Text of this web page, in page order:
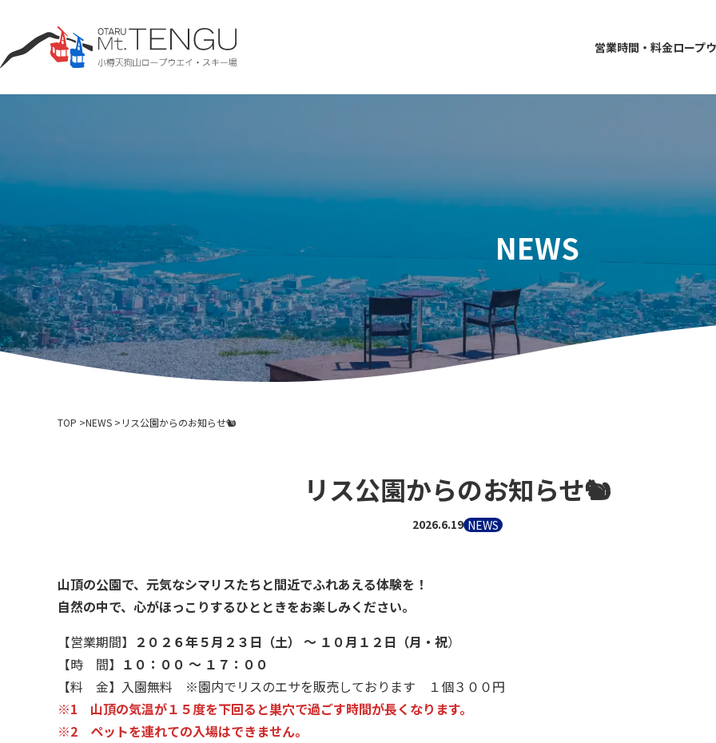
営業時間・料金ロープ
NEWS
TOP NEWS リス公園からのお知らせ🐿
リス公園からのお知らせ🐿
2026.6.19 NEWS
山頂の公園で、元気なシマリスたちと間近でふれあえる体験を！
自然の中で、心がほっこりするひとときをお楽しみください。
【営業期間】 ２０２６年５月２３日（土） ～ １０月１２日（月・祝）
【時 間】 １０：００ ～ １７：００
【料 金】入園無料 ※園内でリスのエサを販売しております １個３００円
※1 山頂の気温が１５度を下回ると巣穴で過ごす時間が長くなります。
※2 ペットを連れての入場はできません。